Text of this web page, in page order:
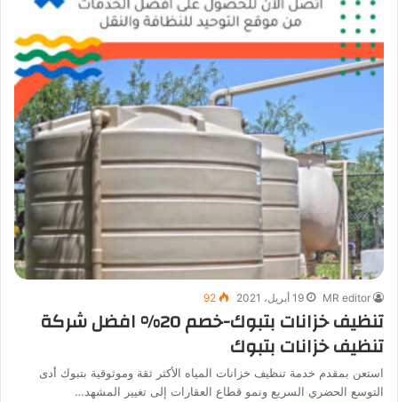
MR editor 19 أبريل، 2021 92
تنظيف خزانات بتبوك-خصم 20% افضل شركة
تنظيف خزانات بتبوك
استعن بمقدم خدمة تنظيف خزانات المياه الأكثر ثقة وموثوقية بتبوك أدى
التوسع الحضري السريع ونمو قطاع العقارات إلى تغيير المشهد…